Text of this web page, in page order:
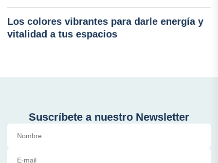
Los colores vibrantes para darle energía y
vitalidad a tus espacios
Suscríbete a nuestro Newsletter